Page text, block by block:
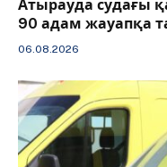
Атырауда судағы
90 адам жауапқа
06.08.2026